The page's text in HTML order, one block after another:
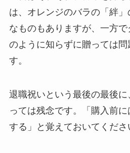
は、オレンジのバラの「絆
なものもありますが、一方で
のように知らずに贈っては問
す。
退職祝いという最後の最後に
っては残念です。「購入前
する」と覚えておいてくださ